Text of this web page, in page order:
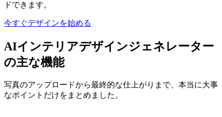
ドできます。
今すぐデザインを始める
AIインテリアデザインジェネレーター
の主な機能
写真のアップロードから最終的な仕上がりまで、本当に大事
なポイントだけをまとめました。